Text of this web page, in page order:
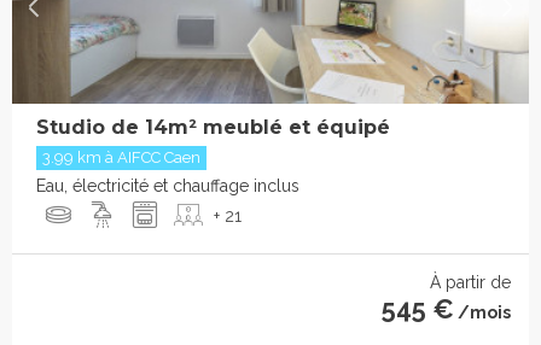
Studio de 14m² meublé et équipé
3.99 km à AIFCC Caen
Eau, électricité et chauffage inclus
+ 21
À partir de
545 € /mois